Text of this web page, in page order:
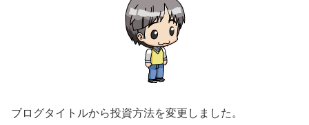
ブログタイトルから投資方法を変更しました。